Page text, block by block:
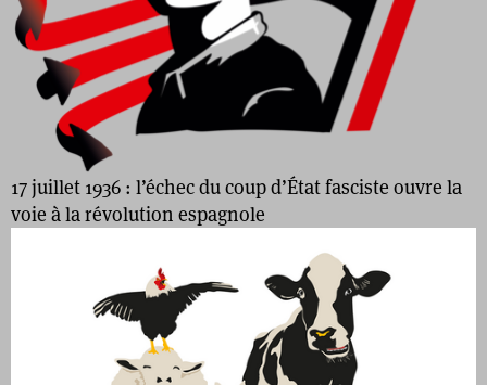
17 juillet 1936 : l’échec du coup d’État fasciste ouvre la
voie à la révolution espagnole